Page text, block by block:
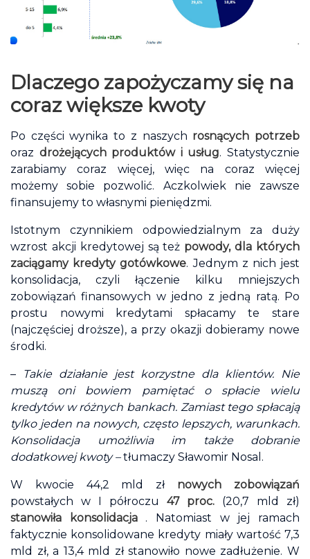
Dlaczego zapożyczamy się na
coraz większe kwoty
Po części wynika to z naszych rosnących potrzeb
oraz drożejących produktów i usług. Statystycznie
zarabiamy coraz więcej, więc na coraz więcej
możemy sobie pozwolić. Aczkolwiek nie zawsze
finansujemy to własnymi pieniędzmi.
Istotnym czynnikiem odpowiedzialnym za duży
wzrost akcji kredytowej są też powody, dla których
zaciągamy kredyty gotówkowe. Jednym z nich jest
konsolidacja, czyli łączenie kilku mniejszych
zobowiązań finansowych w jedno z jedną ratą. Po
prostu nowymi kredytami spłacamy te stare
(najczęściej droższe), a przy okazji dobieramy nowe
środki.
–
Takie działanie jest korzystne dla klientów. Nie
muszą oni bowiem pamiętać o spłacie wielu
kredytów w różnych bankach. Zamiast tego spłacają
tylko jeden na nowych, często lepszych, warunkach.
Konsolidacja umożliwia im także dobranie
dodatkowej kwoty –tłumaczy Sławomir Nosal.
W kwocie 44,2 mld zł nowych zobowiązań
powstałych w I półroczu 47 proc. (20,7 mld zł)
stanowiła konsolidacja . Natomiast w jej ramach
faktycznie konsolidowane kredyty miały wartość 7,3
mld zł, a 13,4 mld zł stanowiło nowe zadłużenie. W